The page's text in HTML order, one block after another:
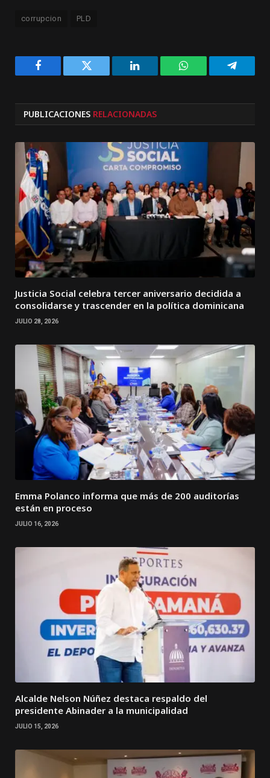
corrupcion PLD
Facebook Twitter LinkedIn WhatsApp
PUBLICACIONES RELACIONADAS
Justicia Social celebra tercer aniversario decidida a
consolidarse y trascender en la política dominicana
JULIO 28, 2026
Emma Polanco informa que más de 200 auditorías
están en proceso
JULIO 16, 2026
Alcalde Nelson Núñez destaca respaldo del
presidente Abinader a la municipalidad
JULIO 15, 2026